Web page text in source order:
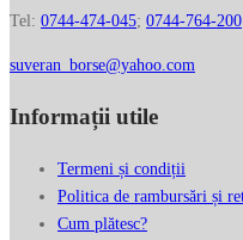
Tel: 0744-474-045; 0744-764-200
suveran_borse@yahoo.com
Informații utile
Termeni și condiții
Politica de rambursări și
Cum plătesc?